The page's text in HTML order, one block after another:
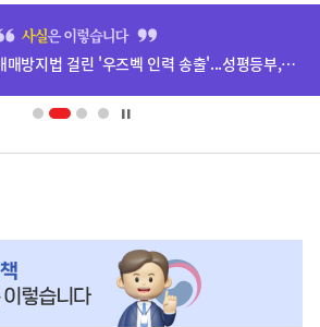
(설명) 프레시안, "인신매매방지법 걸린 '우즈벡 인력 송출'...성평등부,노동·법무부에 개선 요청" 관련